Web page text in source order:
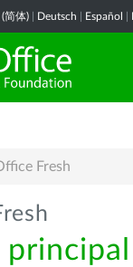
简体) Deutsch Español
Fresh